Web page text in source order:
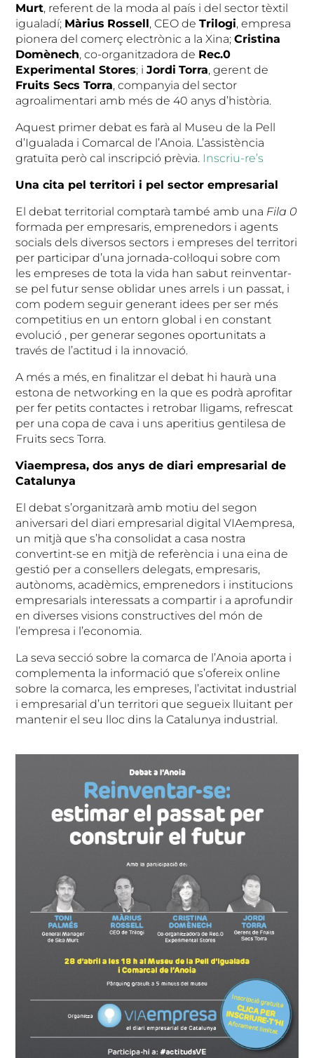
Murt, referent de la moda al país i del sector tèxtil
igualadí; Màrius Rossell, CEO deTrilogi, empresa
pionera del comerç electrònic a la Xina;Cristina
Domènech, co-organitzadora de Rec.0
Experimental Stores; iJordi Torra, gerent de
Fruits Secs Torra, companyia del sector
agroalimentari amb més de 40 anys d’història.
Aquest primer debat es farà al Museu de la Pell
d’Igualada i Comarcal de l’Anoia. L’assistència
gratuïta però cal inscripció prèvia. Inscriu-re’s
Una cita pel territori i pel sector empresarial
El debat territorial comptarà també amb una Fila 0
formada per empresaris, emprenedors i agents
socials dels diversos sectors i empreses del territori
per participar d’una jornada-col·loqui sobre com
les empreses de tota la vida han sabut reinventar-
se pel futur sense oblidar unes arrels i un passat, i
com podem seguir generant idees per ser més
competitius en un entorn global i en constant
evolució , per generar segones oportunitats a
través de l’actitud i la innovació.
A més a més, en finalitzar el debat hi haurà una
estona de networking en la que es podrà aprofitar
per fer petits contactes i retrobar lligams, refrescat
per una copa de cava i uns aperitius gentilesa de
Fruits secs Torra.
Viaempresa, dos anys de diari empresarial de
Catalunya
El debat s’organitzarà amb motiu del segon
aniversari del diari empresarial digital VIAempresa,
un mitjà que s’ha consolidat a casa nostra
convertint-se en mitjà de referència i una eina de
gestió per a consellers delegats, empresaris,
autònoms, acadèmics, emprenedors i institucions
empresarials interessats a compartir i a aprofundir
en diverses visions constructives del món de
l’empresa i l’economia.
La seva secció sobre la comarca de l’Anoia aporta i
complementa la informació que s’ofereix online
sobre la comarca, les empreses, l’activitat industrial
i empresarial d’un territori que segueix lluitant per
mantenir el seu lloc dins la Catalunya industrial.